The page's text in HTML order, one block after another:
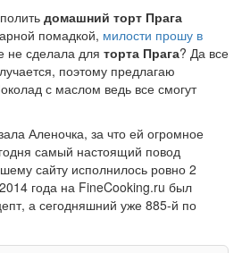
домашний торт Прага
помадкой, милости прошу в
не сделала для торта Прага? Да все
поэтому предлагаю
с маслом ведь все смогут
Аленочка, за что ей огромное
самый настоящий повод
сайту исполнилось ровно 2
года на FineCooking.ru был
а сегодняшний уже 885-й по